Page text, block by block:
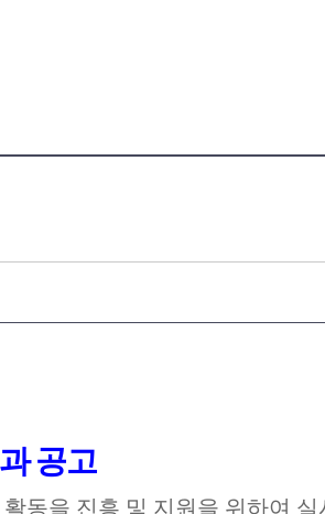
공고
동을 진흥 및 지원을 위하여 실